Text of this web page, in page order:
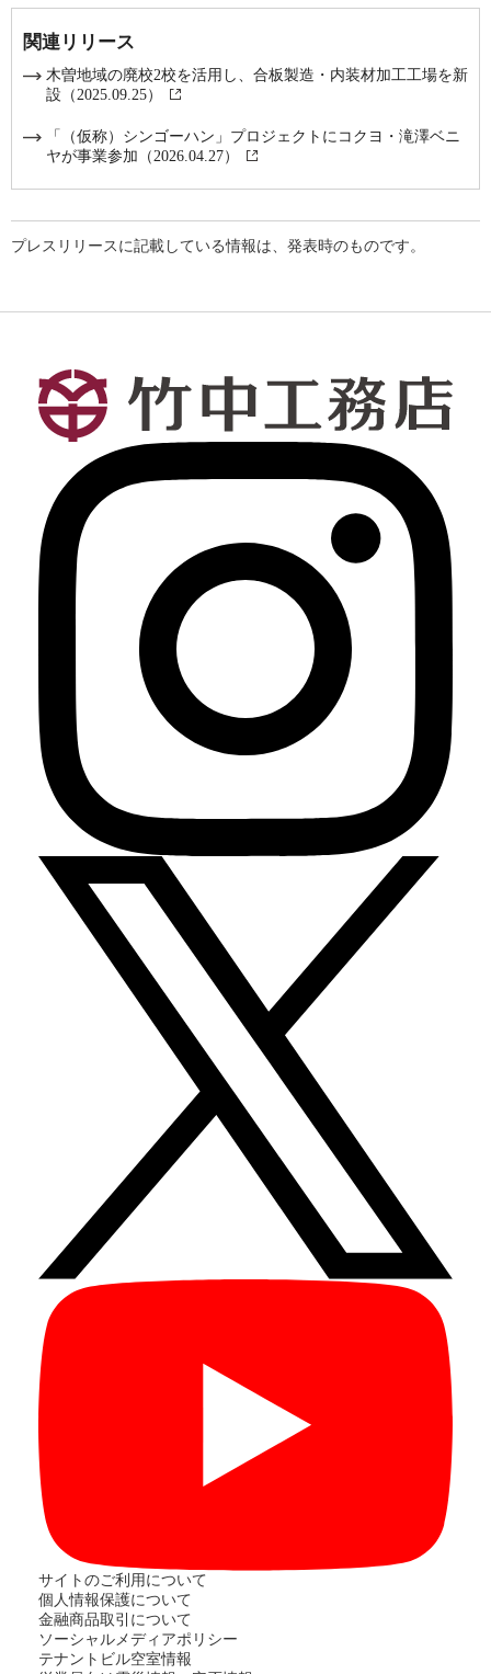
関連リリース
木曽地域の廃校2校を活用し、合板製造・内装材加工工場を新
設（2025.09.25）
「（仮称）シンゴーハン」プロジェクトにコクヨ・滝澤ベニ
ヤが事業参加（2026.04.27）
プレスリリースに記載している情報は、発表時のものです。
サイトのご利用について
個人情報保護について
金融商品取引について
ソーシャルメディアポリシー
テナントビル空室情報